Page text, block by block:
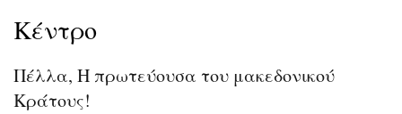
Κέντρο
Πέλλα, Η πρωτεύουσα του μακεδονικού
Κράτους!